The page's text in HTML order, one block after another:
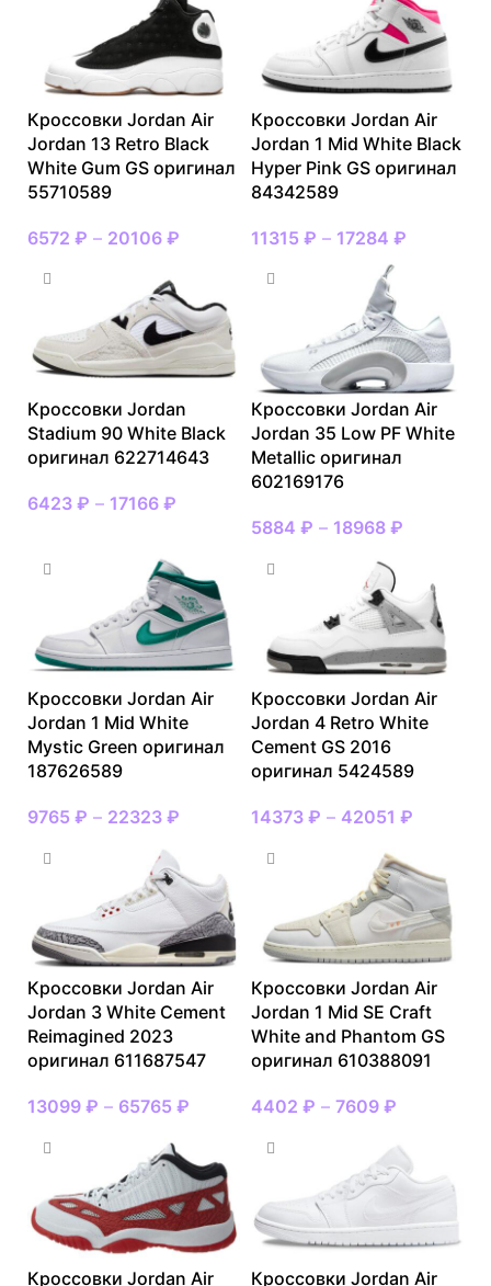
Кроссовки Jordan Air
Jordan 13 Retro Black
White Gum GS оригинал
55710589
6572 ₽ – 20106 ₽
Кроссовки Jordan Air
Jordan 1 Mid White Black
Hyper Pink GS оригинал
84342589
11315 ₽ – 17284 ₽
Кроссовки Jordan
Stadium 90 White Black
оригинал 622714643
6423 ₽ – 17166 ₽
Кроссовки Jordan Air
Jordan 35 Low PF White
Metallic оригинал
602169176
5884 ₽ – 18968 ₽
Кроссовки Jordan Air
Jordan 1 Mid White
Mystic Green оригинал
187626589
9765 ₽ – 22323 ₽
Кроссовки Jordan Air
Jordan 4 Retro White
Cement GS 2016
оригинал 5424589
14373 ₽ – 42051 ₽
Кроссовки Jordan Air
Jordan 3 White Cement
Reimagined 2023
оригинал 611687547
13099 ₽ – 65765 ₽
Кроссовки Jordan Air
Jordan 1 Mid SE Craft
White and Phantom GS
оригинал 610388091
4402 ₽ – 7609 ₽
Кроссовки Jordan Air
Кроссовки Jordan Air